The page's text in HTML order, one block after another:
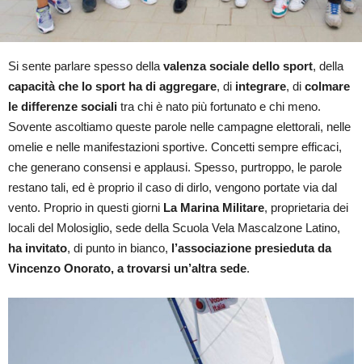
Si sente parlare spesso della valenza sociale dello sport, della
capacità che lo sport ha di aggregare, di integrare, di colmare
le differenze sociali tra chi è nato più fortunato e chi meno.
Sovente ascoltiamo queste parole nelle campagne elettorali, nelle
omelie e nelle manifestazioni sportive. Concetti sempre efficaci,
che generano consensi e applausi. Spesso, purtroppo, le parole
restano tali, ed è proprio il caso di dirlo, vengono portate via dal
vento. Proprio in questi giorni La Marina Militare, proprietaria dei
locali del Molosiglio, sede della Scuola Vela Mascalzone Latino,
ha invitato, di punto in bianco, l’associazione presieduta da
Vincenzo Onorato, a trovarsi un’altra sede.